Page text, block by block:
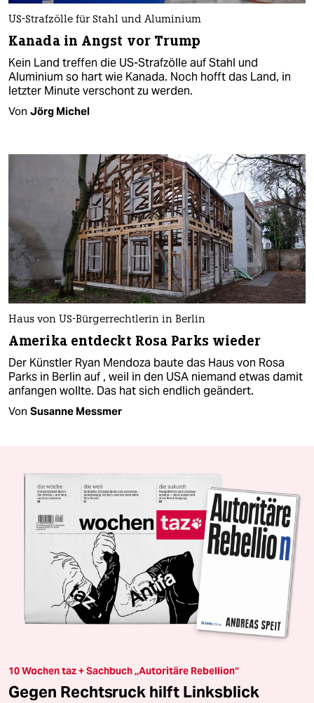
US-Strafzölle für Stahl und Aluminium
Kanada in Angst vor Trump
Kein Land treffen die US-Strafzölle auf Stahl und
Aluminium so hart wie Kanada. Noch hofft das Land, in
letzter Minute verschont zu werden.
Von Jörg Michel
Haus von US-Bürgerrechtlerin in Berlin
Amerika entdeckt Rosa Parks wieder
Der Künstler Ryan Mendoza baute das Haus von Rosa
Parks in Berlin auf , weil in den USA niemand etwas damit
anfangen wollte. Das hat sich endlich geändert.
Von Susanne Messmer
10 Wochen taz + Sachbuch „Autoritäre Rebellion“
Gegen Rechtsruck hilft Linksblick